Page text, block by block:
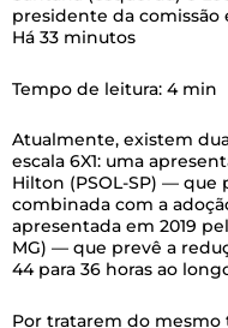
presidente da comissão
Há 33 minutos
Tempo de leitura: 4 min
Atualmente, existem
escala 6X1: uma
Hilton (PSOL-SP) —
combinada com a
apresentada em 2019
MG) — que prevê a
44 para 36 horas ao
Por tratarem do mesmo